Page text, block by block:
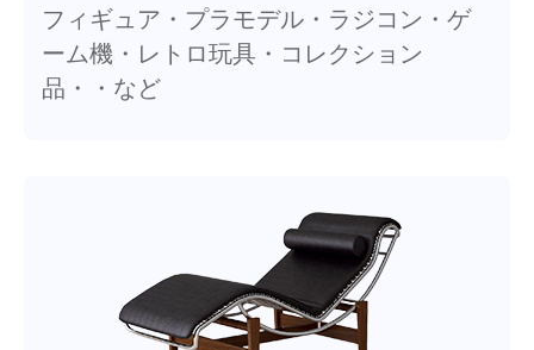
フィギュア・プラモデル・ラジコン・ゲ
ーム機・レトロ玩具・コレクション
品・・など